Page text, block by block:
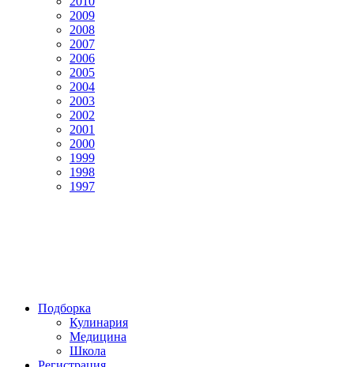
2009
2008
2007
2006
2005
2004
2003
2002
2001
2000
1999
1998
1997
Подборка
Кулинария
Медицина
Школа